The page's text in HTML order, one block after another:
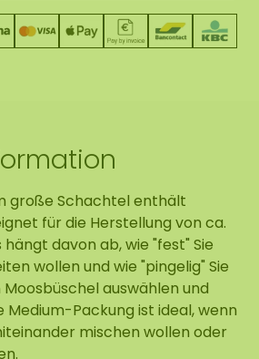
große Schachtel enthält
für die Herstellung von ca.
hängt davon ab, wie "fest" Sie
wollen und wie "pingelig" Sie
auswählen und
Medium-Packung ist ideal, wenn
mischen wollen oder